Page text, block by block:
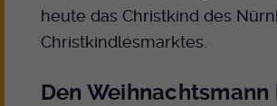
heute das Christkind des
Christkindlesmarktes.
Den Weihnachtsmann